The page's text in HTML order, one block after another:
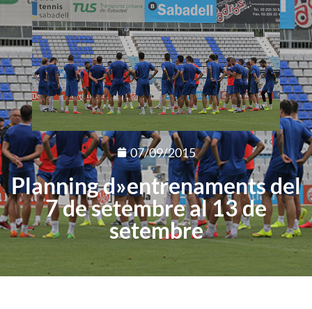
07/09/2015
Planning d»entrenaments del
7 de setembre al 13 de
setembre